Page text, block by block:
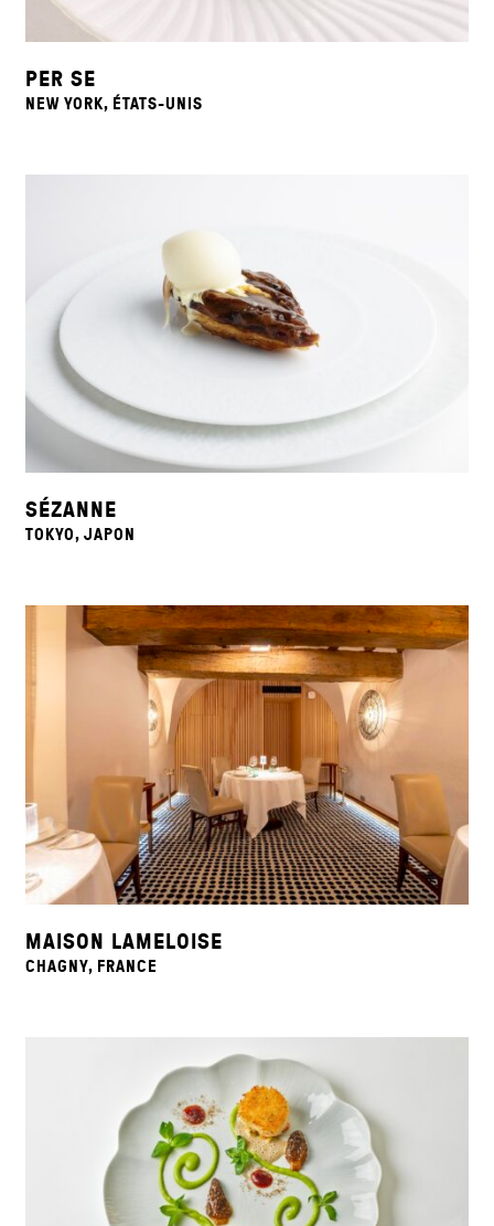
PER SE
NEW YORK, ÉTATS-UNIS
SÉZANNE
TOKYO, JAPON
MAISON LAMELOISE
CHAGNY, FRANCE